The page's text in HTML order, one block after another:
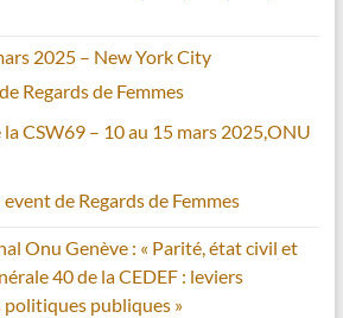
2025 – New York City
Regards de Femmes
CSW69 – 10 au 15 mars 2025,ONU
de Regards de Femmes
Onu Genève : « Parité, état civil et
40 de la CEDEF : leviers
publiques »